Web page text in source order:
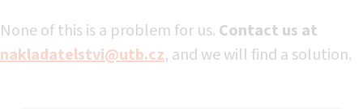
None of this is a problem for us. Contact us at
nakladatelstvi@utb.cz, and we will find a solution.